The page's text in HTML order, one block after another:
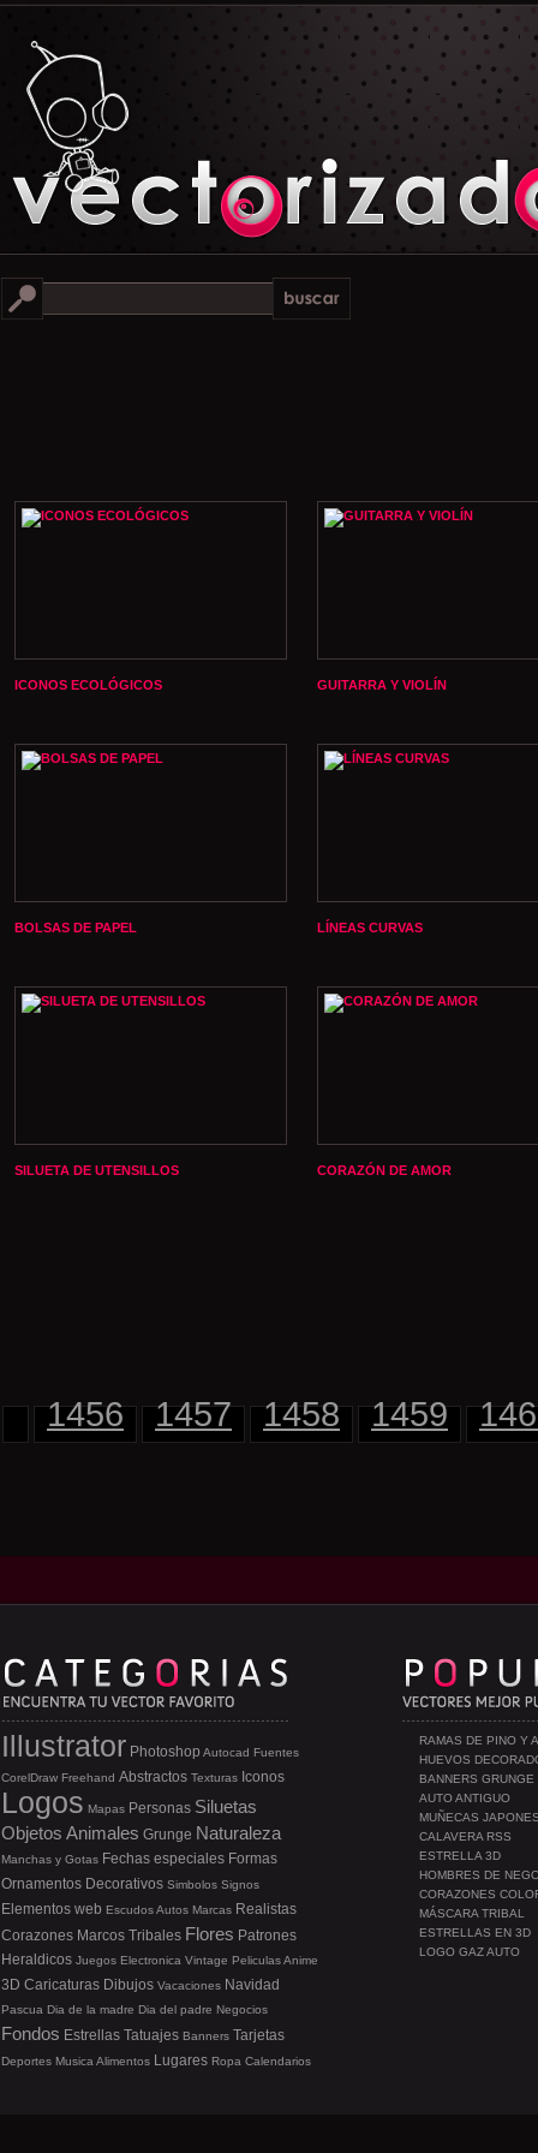
ICONOS ECOLÓGICOS GUITARRA Y VIOLÍN
BOLSAS DE PAPEL LÍNEAS CURVAS
SILUETA DE UTENSILLOS CORAZÓN DE AMOR
1456 1457 1458 1459
RAMAS DE PINO Y
HUEVOS
BANNERS GRUNGE
AUTO ANTIGUO
MUÑECAS
CALAVERA RSS
ESTRELLA 3D
HOMBRES DE
CORAZONES
MÁSCARA TRIBAL
ESTRELLAS EN 3D
LOGO GAZ AUTO
Illustrator Photoshop Autocad Fuentes
CorelDraw Freehand Abstractos Texturas Iconos
Logos Mapas Personas Siluetas
Objetos Animales Grunge Naturaleza
Manchas y Gotas Fechas especiales Formas
Ornamentos Decorativos Simbolos Signos
Elementos web EscudosAutos Marcas Realistas
Corazones Marcos Tribales Flores Patrones
Heraldicos Juegos Electronica Vintage PeliculasAnime
3D Caricaturas Dibujos Vacaciones Navidad
Pascua Dia de la madre Dia del padre Negocios
Fondos Estrellas Tatuajes Banners Tarjetas
Deportes Musica Alimentos Lugares Ropa Calendarios